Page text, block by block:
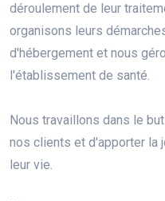
déroulement de leur
organisons leurs
d'hébergement et nous
l'établissement de santé.
Nous travaillons dans le
nos clients et d'apporter la
leur vie.